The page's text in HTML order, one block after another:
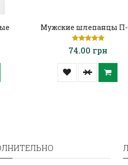
Мужские шлепанцы П-
74.00 грн